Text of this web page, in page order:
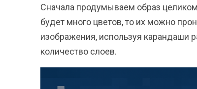
Сначала продумываем образ
будет много цветов, то их можно
изображения, используя карандаши
количество слоев.